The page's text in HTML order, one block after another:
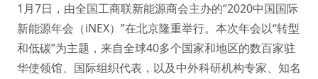
1月7日，由全国工商联新能源商会主办的“2020中国国际
新能源年会（iNEX）”在北京隆重举行。本次年会以“转型
和低碳”为主题，来自全球40多个国家和地区的数百家驻
华使领馆、国际组织代表，以及中外科研机构专家、知名